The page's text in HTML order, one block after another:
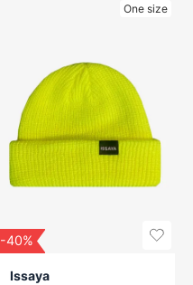
One size
-40%
Issaya